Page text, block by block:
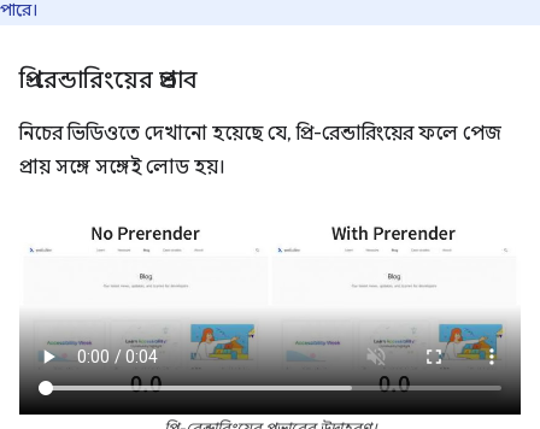
পারে।
প্রি-রেন্ডারিংয়ের প্রভাব
নিচের ভিডিওতে দেখানো হয়েছে যে, প্রি-রেন্ডারিংয়ের ফলে পেজ
প্রায় সঙ্গে সঙ্গেই লোড হয়।